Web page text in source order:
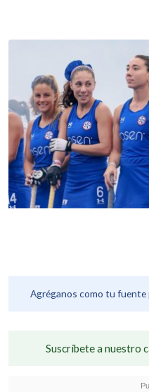
Agréganos como tu fuente
Suscríbete a nuestro